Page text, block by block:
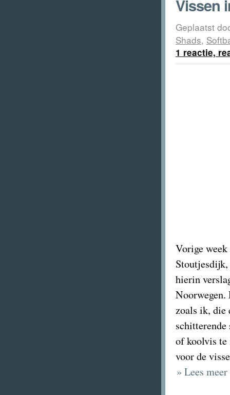
Vissen
Geplaatst
Shads,
1 reactie,
Vorige
hierin
zoals ik, die
of koolvis te
voor de
» Lees